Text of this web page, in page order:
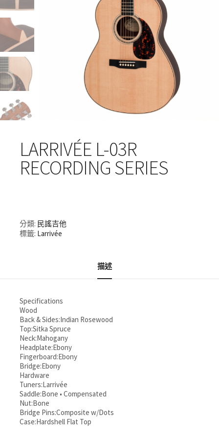
LARRIVÉE L-03R
RECORDING SERIES
分類: 民謠吉他
標籤: Larrivée
描述
Specifications
Wood
Back & Sides:Indian Rosewood
Top:Sitka Spruce
Neck:Mahogany
Headplate:Ebony
Fingerboard:Ebony
Bridge:Ebony
Hardware
Tuners:Larrivée
Saddle:Bone • Compensated
Nut:Bone
Bridge Pins:Composite w/Dots
Case:Hardshell Flat Top